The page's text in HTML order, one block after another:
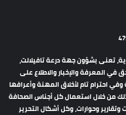
جهوية، تعنى بشؤون جهة درعة تافيلالت،
في المعرفة والإخبار والاطلاع على
احترام تام لأخلاق المهنة وأعرافها
من خلال استعمال كل أجناس الصحافة
وحوارات، وكل أشكال التحرير